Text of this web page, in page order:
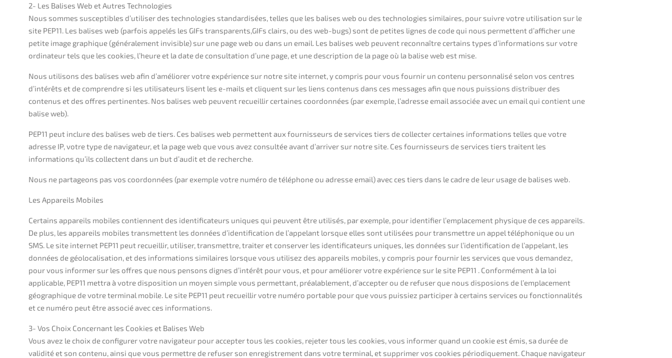
2- Les Balises Web et Autres Technologies
Nous sommes susceptibles d’utiliser des technologies standardisées, telles que les balises web ou des technologies similaires, pour suivre votre utilisation sur le
site PEP11. Les balises web (parfois appelés les GIFs transparents,GIFs clairs, ou des web-bugs) sont de petites lignes de code qui nous permettent d’afficher une
petite image graphique (généralement invisible) sur une page web ou dans un email. Les balises web peuvent reconnaître certains types d’informations sur votre
ordinateur tels que les cookies, l’heure et la date de consultation d’une page, et une description de la page où la balise web est mise.
Nous utilisons des balises web afin d’améliorer votre expérience sur notre site internet, y compris pour vous fournir un contenu personnalisé selon vos centres
d’intérêts et de comprendre si les utilisateurs lisent les e-mails et cliquent sur les liens contenus dans ces messages afin que nous puissions distribuer des
contenus et des offres pertinentes. Nos balises web peuvent recueillir certaines coordonnées (par exemple, l’adresse email associée avec un email qui contient une
balise web).
PEP11 peut inclure des balises web de tiers. Ces balises web permettent aux fournisseurs de services tiers de collecter certaines informations telles que votre
adresse IP, votre type de navigateur, et la page web que vous avez consultée avant d’arriver sur notre site. Ces fournisseurs de services tiers traitent les
informations qu’ils collectent dans un but d’audit et de recherche.
Nous ne partageons pas vos coordonnées (par exemple votre numéro de téléphone ou adresse email) avec ces tiers dans le cadre de leur usage de balises web.
Les Appareils Mobiles
Certains appareils mobiles contiennent des identificateurs uniques qui peuvent être utilisés, par exemple, pour identifier l’emplacement physique de ces appareils.
De plus, les appareils mobiles transmettent les données d’identification de l’appelant lorsque elles sont utilisées pour transmettre un appel téléphonique ou un
SMS. Le site internet PEP11 peut recueillir, utiliser, transmettre, traiter et conserver les identificateurs uniques, les données sur l’identification de l’appelant, les
données de géolocalisation, et des informations similaires lorsque vous utilisez des appareils mobiles, y compris pour fournir les services que vous demandez,
pour vous informer sur les offres que nous pensons dignes d’intérêt pour vous, et pour améliorer votre expérience sur le site PEP11 . Conformément à la loi
applicable, PEP11 mettra à votre disposition un moyen simple vous permettant, préalablement, d’accepter ou de refuser que nous disposions de l’emplacement
géographique de votre terminal mobile. Le site PEP11 peut recueillir votre numéro portable pour que vous puissiez participer à certains services ou fonctionnalités
et ce numéro peut être associé avec ces informations.
3- Vos Choix Concernant les Cookies et Balises Web
Vous avez le choix de configurer votre navigateur pour accepter tous les cookies, rejeter tous les cookies, vous informer quand un cookie est émis, sa durée de
validité et son contenu, ainsi que vous permettre de refuser son enregistrement dans votre terminal, et supprimer vos cookies périodiquement. Chaque navigateur